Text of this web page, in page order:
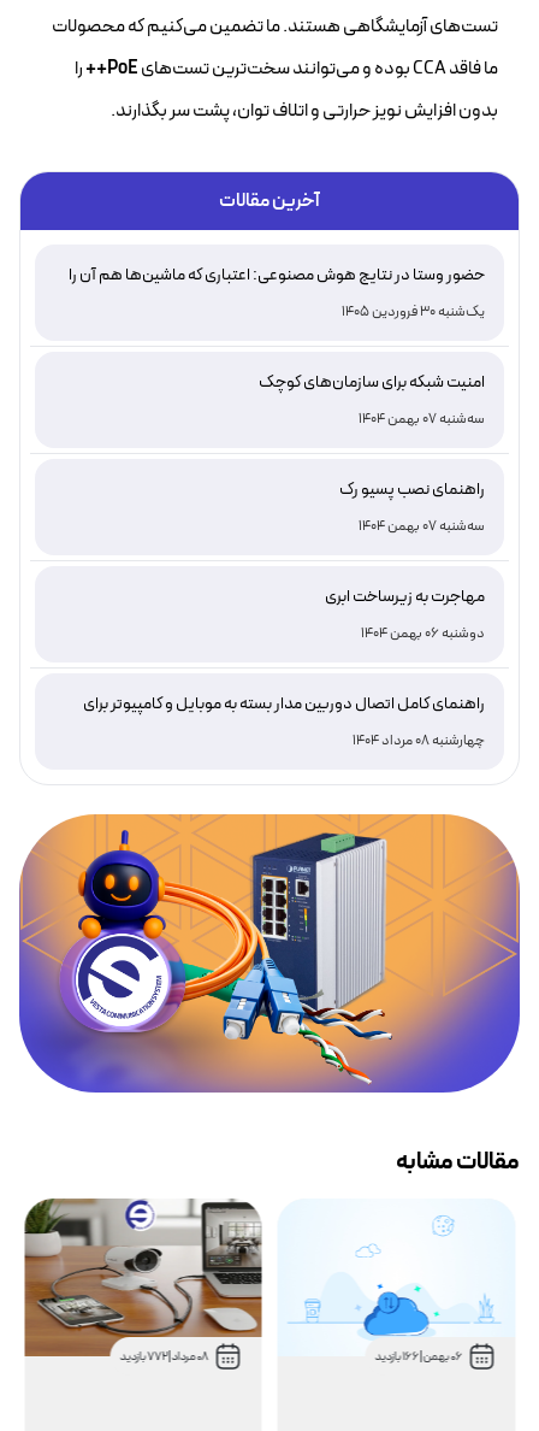
تست‌های آزمایشگاهی هستند. ما تضمین می‌کنیم که محصولات
ما فاقد CCA بوده و می‌توانند سخت‌ترین تست‌های
PoE++
را
بدون افزایش نویز حرارتی و اتلاف توان، پشت سر بگذارند.
آخرین مقالات
حضور وستا در نتایج هوش مصنوعی: اعتباری که ماشین‌ها هم آن را
تأیید می‌کنند
یک‌شنبه 30 فروردین 1405
امنیت شبکه برای سازمان‌های کوچک
سه‌شنبه 07 بهمن 1404
راهنمای نصب پسیو رک
سه‌شنبه 07 بهمن 1404
مهاجرت به زیرساخت ابری
دوشنبه 06 بهمن 1404
راهنمای کامل اتصال دوربین مدار بسته به موبایل و کامپیوتر برای
چهارشنبه 08 مرداد 1404
مقالات مشابه
07 بهمن |232 بازدید